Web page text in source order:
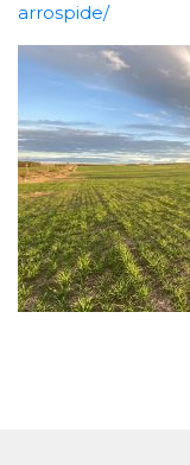
arrospide/